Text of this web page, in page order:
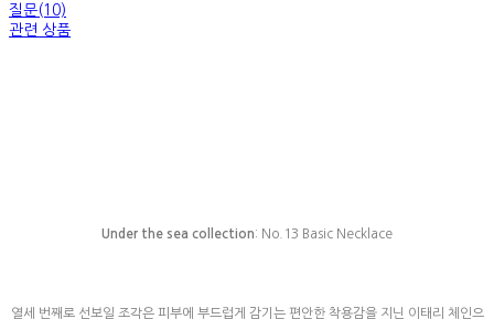
질문(10)
관련 상품
Under the sea collection: No.13 Basic Necklace
열세 번째로 선보일 조각은 피부에 부드럽게 감기는 편안한 착용감을 지닌 이태리 체인으